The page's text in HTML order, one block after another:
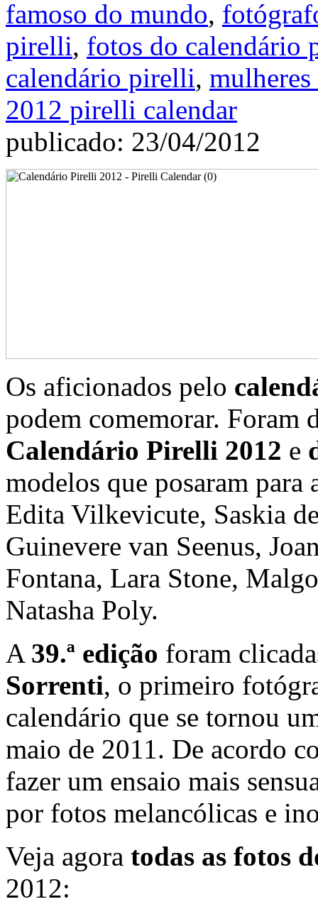
famoso do mundo,
pirelli, fotos do calendário
calendário pirelli,
2012 pirelli calendar
publicado: 23/04/2012
Os aficionados pelo
podem comemorar. Foram
Calendário Pirelli 2012 e
modelos que posaram para
Edita Vilkevicute, Saskia
Guinevere van Seenus,
Fontana, Lara Stone,
Natasha Poly.
A 39.ª edição foram
Sorrenti, o primeiro
calendário que se tornou
maio de 2011. De acordo
fazer um ensaio mais
por fotos melancólicas e
Veja agora todas as fotos
2012: